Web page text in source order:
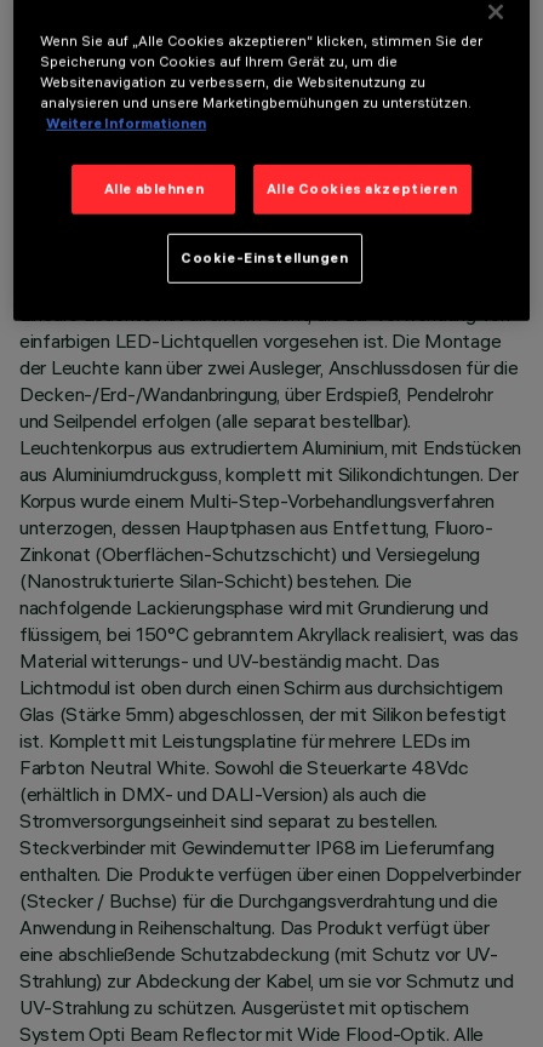
TECHNISCHE DATEN
Lineare Leuchte mit direktem Licht, die zur Verwendung von
einfarbigen LED-Lichtquellen vorgesehen ist. Die Montage
der Leuchte kann über zwei Ausleger, Anschlussdosen für die
Decken-/Erd-/Wandanbringung, über Erdspieß, Pendelrohr
und Seilpendel erfolgen (alle separat bestellbar).
Leuchtenkorpus aus extrudiertem Aluminium, mit Endstücken
aus Aluminiumdruckguss, komplett mit Silikondichtungen. Der
Korpus wurde einem Multi-Step-Vorbehandlungsverfahren
unterzogen, dessen Hauptphasen aus Entfettung, Fluoro-
Zinkonat (Oberflächen-Schutzschicht) und Versiegelung
(Nanostrukturierte Silan-Schicht) bestehen. Die
nachfolgende Lackierungsphase wird mit Grundierung und
flüssigem, bei 150°C gebranntem Akryllack realisiert, was das
Material witterungs- und UV-beständig macht. Das
Lichtmodul ist oben durch einen Schirm aus durchsichtigem
Glas (Stärke 5mm) abgeschlossen, der mit Silikon befestigt
ist. Komplett mit Leistungsplatine für mehrere LEDs im
Farbton Neutral White. Sowohl die Steuerkarte 48Vdc
(erhältlich in DMX- und DALI-Version) als auch die
Stromversorgungseinheit sind separat zu bestellen.
Steckverbinder mit Gewindemutter IP68 im Lieferumfang
enthalten. Die Produkte verfügen über einen Doppelverbinder
(Stecker / Buchse) für die Durchgangsverdrahtung und die
Anwendung in Reihenschaltung. Das Produkt verfügt über
eine abschließende Schutzabdeckung (mit Schutz vor UV-
Strahlung) zur Abdeckung der Kabel, um sie vor Schmutz und
UV-Strahlung zu schützen. Ausgerüstet mit optischem
System Opti Beam Reflector mit Wide Flood-Optik. Alle
Wenn Sie auf „Alle Cookies akzeptieren“ klicken, stimmen Sie der
Speicherung von Cookies auf Ihrem Gerät zu, um die
Websitenavigation zu verbessern, die Websitenutzung zu
analysieren und unsere Marketingbemühungen zu unterstützen.
Weitere Informationen
Alle ablehnen Alle Cookies akzeptieren
Cookie-Einstellungen